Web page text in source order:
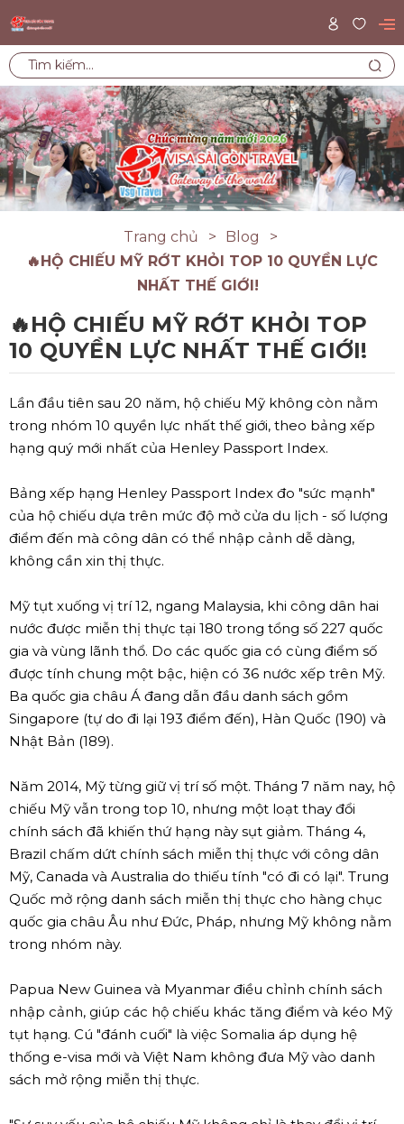
Trang chủ
Blog
🔥HỘ CHIẾU MỸ RỚT KHỎI TOP 10 QUYỀN LỰC
NHẤT THẾ GIỚI!
🔥HỘ CHIẾU MỸ RỚT KHỎI TOP
10 QUYỀN LỰC NHẤT THẾ GIỚI!
Lần đầu tiên sau 20 năm, hộ chiếu Mỹ không còn nằm
trong nhóm 10 quyền lực nhất thế giới, theo bảng xếp
hạng quý mới nhất của Henley Passport Index.
Bảng xếp hạng Henley Passport Index đo "sức mạnh"
của hộ chiếu dựa trên mức độ mở cửa du lịch - số lượng
điểm đến mà công dân có thể nhập cảnh dễ dàng,
không cần xin thị thực.
Mỹ tụt xuống vị trí 12, ngang Malaysia, khi công dân hai
nước được miễn thị thực tại 180 trong tổng số 227 quốc
gia và vùng lãnh thổ. Do các quốc gia có cùng điểm số
được tính chung một bậc, hiện có 36 nước xếp trên Mỹ.
Ba quốc gia châu Á đang dẫn đầu danh sách gồm
Singapore (tự do đi lại 193 điểm đến), Hàn Quốc (190) và
Nhật Bản (189).
Năm 2014, Mỹ từng giữ vị trí số một. Tháng 7 năm nay, hộ
chiếu Mỹ vẫn trong top 10, nhưng một loạt thay đổi
chính sách đã khiến thứ hạng này sụt giảm. Tháng 4,
Brazil chấm dứt chính sách miễn thị thực với công dân
Mỹ, Canada và Australia do thiếu tính "có đi có lại". Trung
Quốc mở rộng danh sách miễn thị thực cho hàng chục
quốc gia châu Âu như Đức, Pháp, nhưng Mỹ không nằm
trong nhóm này.
Papua New Guinea và Myanmar điều chỉnh chính sách
nhập cảnh, giúp các hộ chiếu khác tăng điểm và kéo Mỹ
tụt hạng. Cú "đánh cuối" là việc Somalia áp dụng hệ
thống e-visa mới và Việt Nam không đưa Mỹ vào danh
sách mở rộng miễn thị thực.